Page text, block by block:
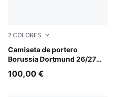
2 COLORES
Camiseta de portero
Borussia Dortmund 26/27
Hot Heat-PUMA Black
100,00 €